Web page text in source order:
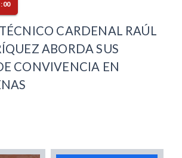
CARDENAL RAÚL
ABORDA SUS
CONVIVENCIA EN